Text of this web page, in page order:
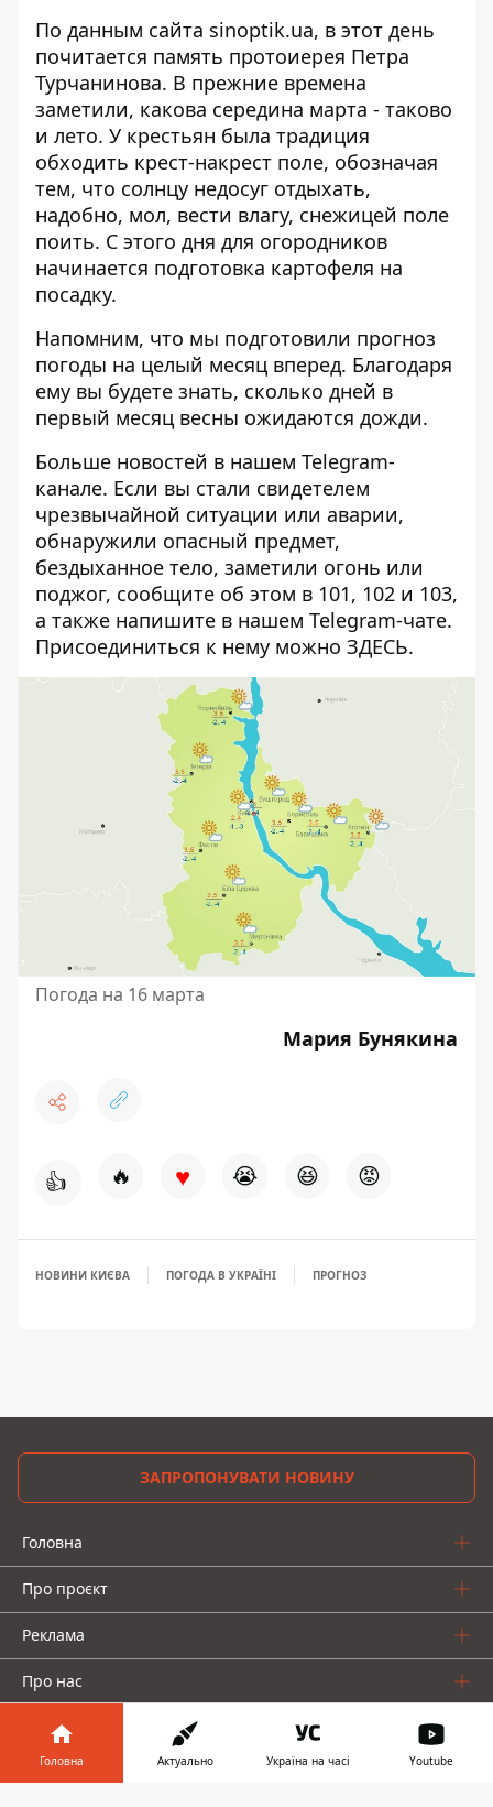
По данным сайта sinoptik.ua, в этот день
почитается память протоиерея Петра
Турчанинова. В прежние времена
заметили, какова середина марта - таково
и лето. У крестьян была традиция
обходить крест-накрест поле, обозначая
тем, что солнцу недосуг отдыхать,
надобно, мол, вести влагу, снежицей поле
поить. С этого дня для огородников
начинается подготовка картофеля на
посадку.
Напомним, что мы подготовили прогноз
погоды на целый месяц вперед. Благодаря
ему вы будете знать, сколько дней в
первый месяц весны ожидаются дожди.
Больше новостей в нашем Telegram-
канале. Если вы стали свидетелем
чрезвычайной ситуации или аварии,
обнаружили опасный предмет,
бездыханное тело, заметили огонь или
поджог, сообщите об этом в 101, 102 и 103,
а также напишите в нашем Telegram-чате.
Присоединиться к нему можно ЗДЕСЬ.
Погода на 16 марта
Мария Бунякина
👍 🔥 ♥ 😭 😆 😡
НОВИНИ КИЄВА ПОГОДА В УКРАЇНІ ПРОГНОЗ
ЗАПРОПОНУВАТИ НОВИНУ
Головна
Про проєкт
Реклама
Про нас
Головна Актуально Україна на часі Youtube